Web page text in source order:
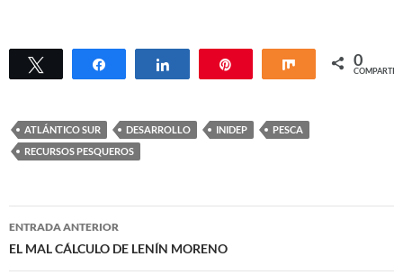
Twittear Compartir Compartir Compartir
0
COMPARTIR
ATLÁNTICO SUR DESARROLLO INIDEP
PESCA
RECURSOS PESQUEROS
Navegación
de
ENTRADA ANTERIOR
EL MAL CÁLCULO DE LENÍN MORENO